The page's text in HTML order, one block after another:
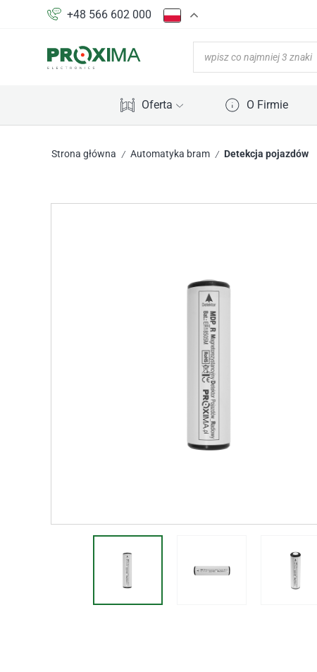
+48 566 602 000
Oferta O Firmie
Strona główna / Automatyka bram / Detekcja pojazdów